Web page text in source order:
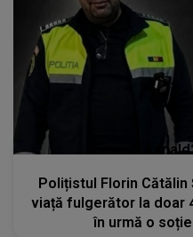
Polițistul Florin
viață fulgerător la doar
în urmă o